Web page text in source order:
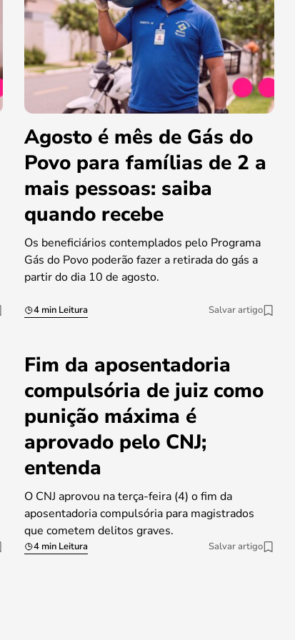
Agosto é mês de Gás do
Povo para famílias de 2 a
mais pessoas: saiba
quando recebe
Os beneficiários contemplados pelo Programa
Gás do Povo poderão fazer a retirada do gás a
partir do dia 10 de agosto.
4 min Leitura Salvar artigo
Fim da aposentadoria
compulsória de juiz como
punição máxima é
aprovado pelo CNJ;
entenda
O CNJ aprovou na terça-feira (4) o fim da
aposentadoria compulsória para magistrados
que cometem delitos graves.
4 min Leitura Salvar artigo